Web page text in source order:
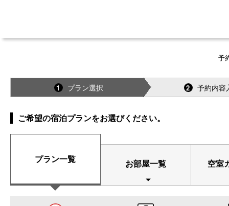
予
1 プラン選択 2 予約内容
ご希望の宿泊プランをお選びください。
プラン一覧 お部屋一覧 空室